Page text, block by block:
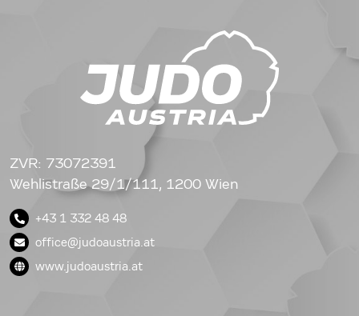
ZVR: 73072391
Wehlistraße 29/1/111, 1200 Wien
+43 1 332 48 48
office@judoaustria.at
www.judoaustria.at